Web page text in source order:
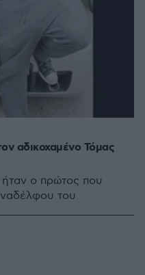
αδικοχαμένο Τόμας
ο πρώτος που
του